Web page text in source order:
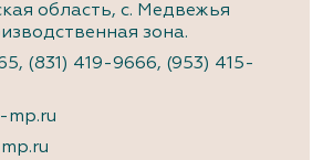
область, с. Медвежья
зона.
, (831) 419-9666, (953) 415-
mp.ru